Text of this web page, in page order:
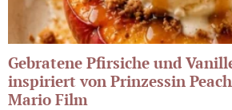
Gebratene Pfirsiche und
inspiriert von Prinzessin
Mario Film